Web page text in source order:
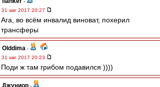
-
31 авг 2017 20:27
Ага, во всём инвалид виноват, похерил
трансферы
Olddima -
31 авг 2017 20:23
Поди ж там грибом подавился ))))
Джуниор -